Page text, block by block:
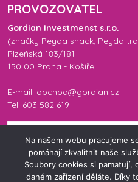
PROVOZOVATEL
Gordian Investmenst s.r.o.
(značky Peyda snack, Peyda
Plzeňská 183/181
150 00 Praha - Košíře
E-mail: obchod@gordian.cz
Tel. 603 582 619
Na našem webu pracujeme
pomáhají zkvalitnit naše
Soubory cookies si pamatují,
daném zařízení děláte. Díky